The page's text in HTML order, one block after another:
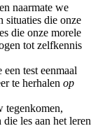
naarmate we
situaties die onze
die onze morele
tot zelfkennis
test eenmaal
te herhalen op
tegenkomen,
les aan het leren